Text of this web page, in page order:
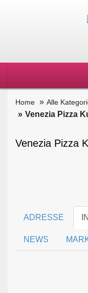
Home Alle
Venezia Pizza
Venezia Pizza
ADRESSE
NEWS